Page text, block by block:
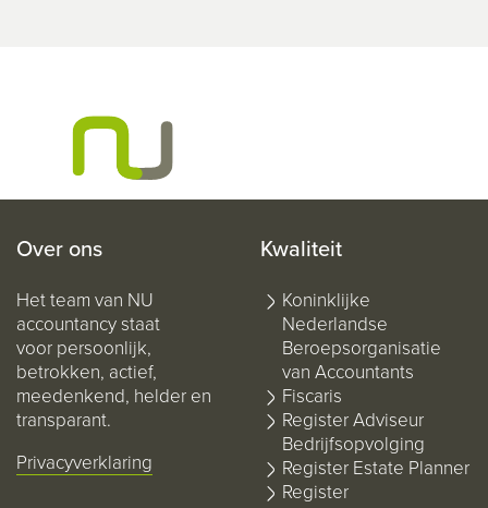
Over ons
Het team van NU
accountancy staat
voor persoonlijk,
betrokken, actief,
meedenkend, helder en
transparant.
Privacyverklaring
Kwaliteit
Koninklijke
Nederlandse
Beroepsorganisatie
van Accountants
Fiscaris
Register Adviseur
Bedrijfsopvolging
Register Estate Planner
Register